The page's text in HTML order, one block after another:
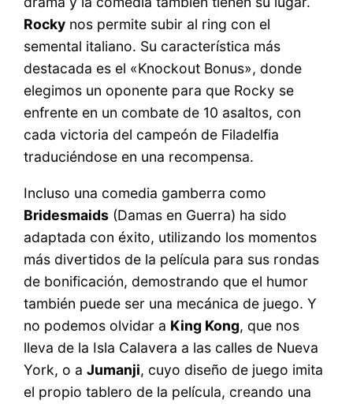
Rocky nos permite subir al ring con el
semental italiano. Su característica más
destacada es el «Knockout Bonus», donde
elegimos un oponente para que Rocky se
enfrente en un combate de 10 asaltos, con
cada victoria del campeón de Filadelfia
traduciéndose en una recompensa.
Incluso una comedia gamberra como
Bridesmaids (Damas en Guerra) ha sido
adaptada con éxito, utilizando los momentos
más divertidos de la película para sus rondas
de bonificación, demostrando que el humor
también puede ser una mecánica de juego. Y
no podemos olvidar a King Kong, que nos
lleva de la Isla Calavera a las calles de Nueva
York, o aJumanji, cuyo diseño de juego imita
el propio tablero de la película, creando una